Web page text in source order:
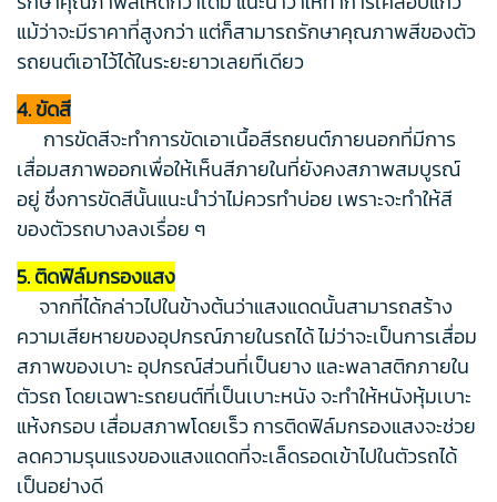
แม้ว่าจะมีราคาที่สูงกว่า แต่ก็สามารถรักษาคุณภาพสีของตัว
รถยนต์เอาไว้ได้ในระยะยาวเลยทีเดียว
4. ขัดสี
การขัดสีจะทำการขัดเอาเนื้อสีรถยนต์ภายนอกที่มีการ
เสื่อมสภาพออกเพื่อให้เห็นสีภายในที่ยังคงสภาพสมบูรณ์
อยู่ ซึ่งการขัดสีนั้นแนะนำว่าไม่ควรทำบ่อย เพราะจะทำให้สี
ของตัวรถบางลงเรื่อย ๆ
5. ติดฟิล์มกรองแสง
จากที่ได้กล่าวไปในข้างต้นว่าแสงแดดนั้นสามารถสร้าง
ความเสียหายของอุปกรณ์ภายในรถได้ ไม่ว่าจะเป็นการเสื่อม
สภาพของเบาะ อุปกรณ์ส่วนที่เป็นยาง และพลาสติกภายใน
ตัวรถ โดยเฉพาะรถยนต์ที่เป็นเบาะหนัง จะทำให้หนังหุ้มเบาะ
แห้งกรอบ เสื่อมสภาพโดยเร็ว การติดฟิล์มกรองแสงจะช่วย
ลดความรุนแรงของแสงแดดที่จะเล็ดรอดเข้าไปในตัวรถได้
เป็นอย่างดี